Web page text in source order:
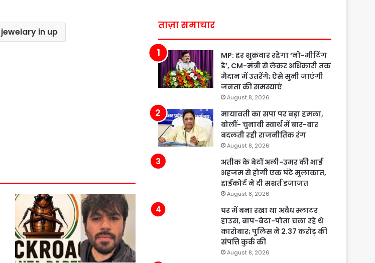
in up
ताज़ा समाचार
MP: हर शुक्रवार रहेगा ‘नो-मीटिंग
डे’, CM-मंत्री से लेकर अधिकारी तक
मैदान में उतरेंगे; ऐसे सुनी जाएंगी
जनता की समस्याएं
August 8, 2026
मायावती का सपा पर बड़ा हमला,
बोलीं- चुनावी स्वार्थ में बार-बार
बदलती रही राजनीतिक रंग
August 8, 2026
अतीक के बेटों अली-उमर की भाई
अहजम से होगी एक घंटे मुलाकात,
हाईकोर्ट ने दी सशर्त इजाजत
August 8, 2026
घर में बना रखा था अवैध स्लाटर
हाउस, बाप-बेटा-पोता चला रहे थे
कारोबार; पुलिस ने 2.37 करोड़ की
संपत्ति कुर्क की
August 8, 2026